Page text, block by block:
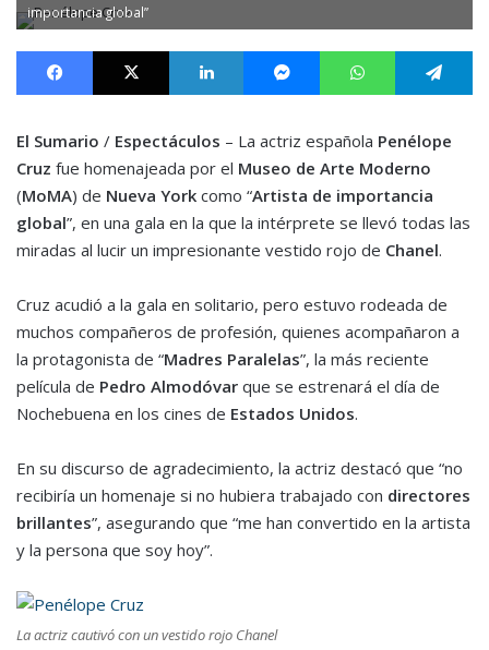
importancia global”
Facebook X LinkedIn MessengerWhatsApp
El Sumario / Espectáculos – La actriz española Penélope
Cruz fue homenajeada por el Museo de Arte Moderno
(MoMA) de Nueva York como “Artista de importancia
global”, en una gala en la que la intérprete se llevó todas las
miradas al lucir un impresionante vestido rojo de Chanel.
Cruz acudió a la gala en solitario, pero estuvo rodeada de
muchos compañeros de profesión, quienes acompañaron a
la protagonista de “Madres Paralelas”, la más reciente
película de Pedro Almodóvar que se estrenará el día de
Nochebuena en los cines de Estados Unidos.
En su discurso de agradecimiento, la actriz destacó que “no
recibiría un homenaje si no hubiera trabajado con directores
brillantes”, asegurando que “me han convertido en la artista
y la persona que soy hoy”.
La actriz cautivó con un vestido rojo Chanel